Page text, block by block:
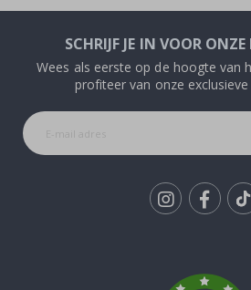
SCHRIJF JE IN VOOR
Wees als eerste op de hoogte van
profiteer van onze